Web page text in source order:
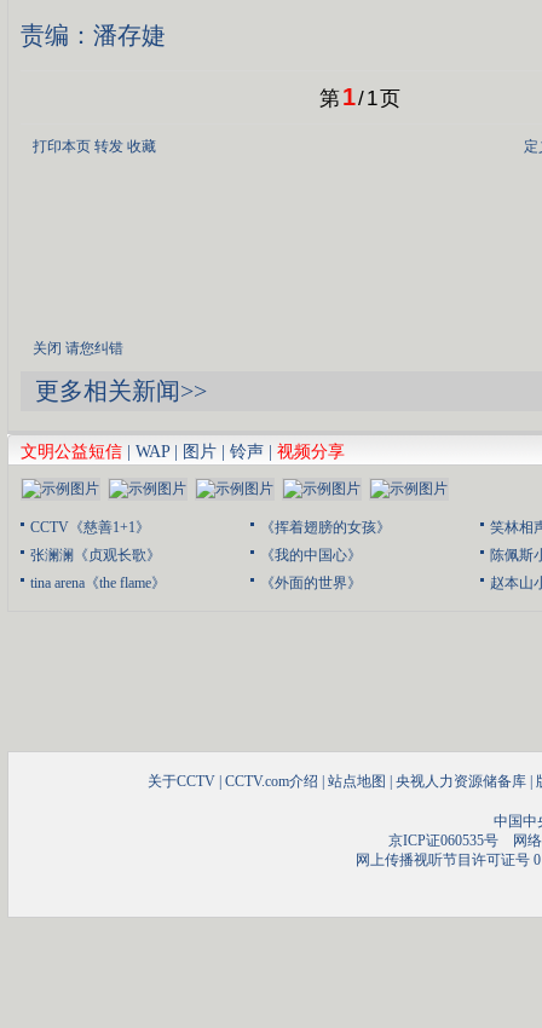
责编：潘存婕
第1/1页
打印本页 转发 收藏
关闭 请您纠错
更多相关新闻>>
文明公益短信 WAP| 图片 铃声 视频分享
CCTV《慈善1+1》
张澜澜《贞观长歌》
tina arena《the flame》
《挥着翅膀的女孩》
《我的中国心》
《外面的世界》
笑林相
陈佩斯
赵本山
关于CCTV | CCTV.com介绍 | 站点地图 | 央视人力资源储备库 |
中国中
京ICP证060535号网络
网上传播视听节目许可证号